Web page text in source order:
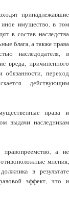
принадлежавшие
иное имущество, в том
в состав наследства
блага, а также права
наследодателя, в
вреда, причиненного
переход
действующим
права и
выдачи наследникам
правопреемство, а не
мнения,
в результате
эффект, что и